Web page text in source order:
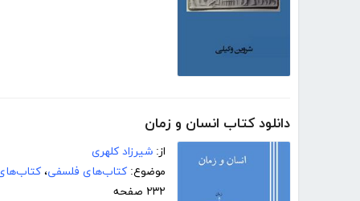
دانلود کتاب انسان و زمان
از: شیرزاد کلهری
موضوع: کتاب‌های فلسفی،
۲۳۲ صفحه